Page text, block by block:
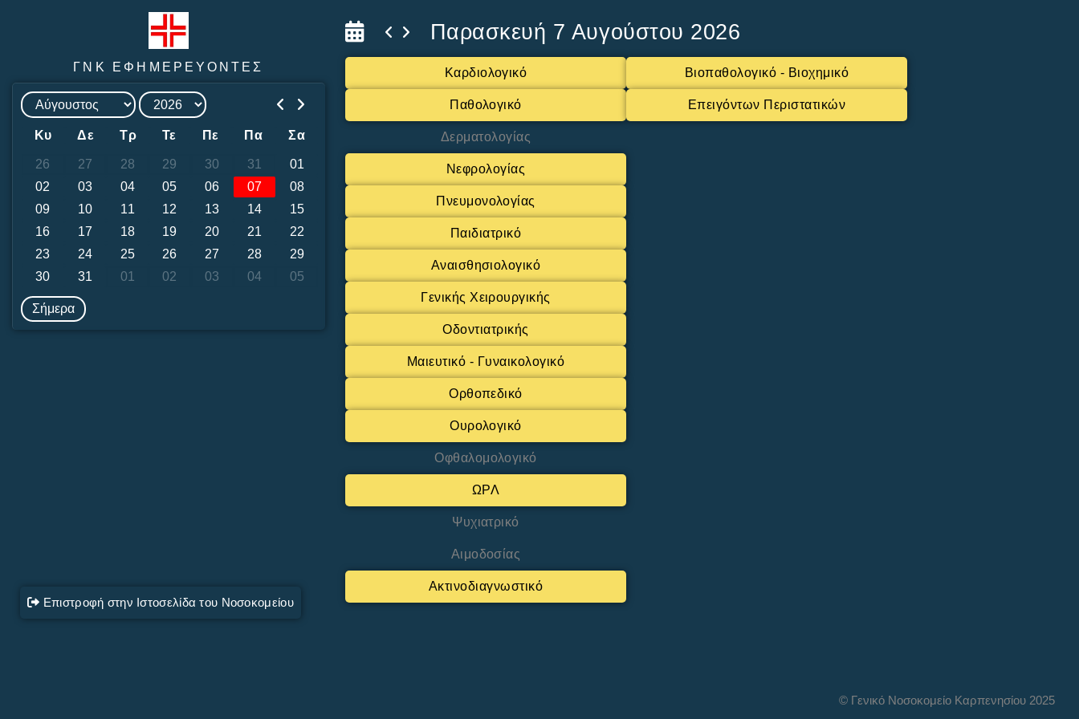
ΓΝΚ ΕΦΗΜΕΡΕΥΟΝΤΕΣ
Κυ Δε Τρ Τε Πε Πα Σα
26 27 28 29 30 31
01
02
03 04 05 06 07
08
09
10 11 12 13 14
15
16
17 18 19 20 21
22
23
24 25 26 27 28
29
30
31 01 02 03 04 05
Σήμερα
Επιστροφή στην Ιστοσελίδα του Νοσοκομείου
Παρασκευή 7 Αυγούστου 2026
Καρδιολογικό
Παθολογικό
Δερματολογίας
Νεφρολογίας
Πνευμονολογίας
Παιδιατρικό
Αναισθησιολογικό
Γενικής Χειρουργικής
Οδοντιατρικής
Μαιευτικό - Γυναικολογικό
Ορθοπεδικό
Ουρολογικό
Οφθαλομολογικό
ΩΡΛ
Ψυχιατρικό
Αιμοδοσίας
Ακτινοδιαγνωστικό
Βιοπαθολογικό - Βιοχημικό
Επειγόντων Περιστατικών
© Γενικό Νοσοκομείο Καρπενησίου 2025